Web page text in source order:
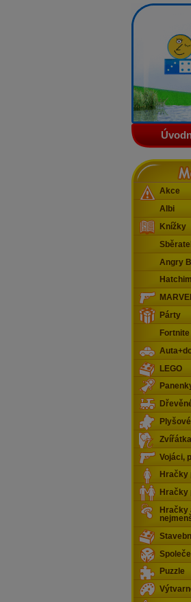
Akce
Albi
Knížky
Angry
Párty
Fortnite
LEGO
Vojáci,
Hračky
Hračky
Hračky
Puzzle